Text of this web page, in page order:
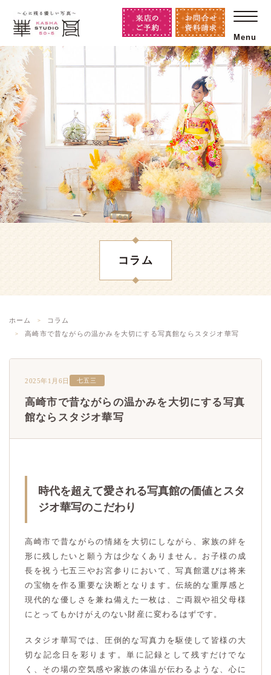
Menu
コラム
ホーム
コラム
高崎市で昔ながらの温かみを大切にする写真館ならスタジオ華写
2025年1月6日 七五三
高崎市で昔ながらの温かみを大切にする写真
館ならスタジオ華写
時代を超えて愛される写真館の価値とスタ
ジオ華写のこだわり
高崎市で昔ながらの情緒を大切にしながら、家族の絆を
形に残したいと願う方は少なくありません。お子様の成
長を祝う七五三やお宮参りにおいて、写真館選びは将来
の宝物を作る重要な決断となります。伝統的な重厚感と
現代的な優しさを兼ね備えた一枚は、ご両親や祖父母様
にとってもかけがえのない財産に変わるはずです。
スタジオ華写では、圧倒的な写真力を駆使して皆様の大
切な記念日を彩ります。単に記録として残すだけでな
く、その場の空気感や家族の体温が伝わるような、心に